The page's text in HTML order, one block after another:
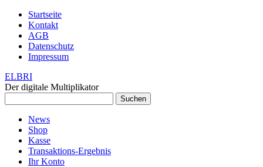
Startseite
Kontakt
AGB
Datenschutz
Impressum
ELBRI
Der digitale Multiplikator
nach:
News
Shop
Kasse
Transaktions-Ergebnis
Ihr Konto